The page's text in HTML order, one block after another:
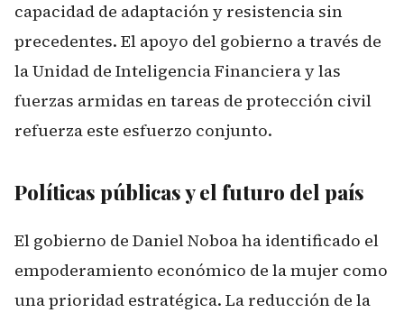
capacidad de adaptación y resistencia sin
precedentes. El apoyo del gobierno a través de
la Unidad de Inteligencia Financiera y las
fuerzas armidas en tareas de protección civil
refuerza este esfuerzo conjunto.
Políticas públicas y el futuro del país
El gobierno de Daniel Noboa ha identificado el
empoderamiento económico de la mujer como
una prioridad estratégica. La reducción de la